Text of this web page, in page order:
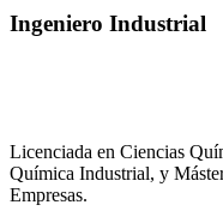
Ingeniero Industrial
Licenciada en Ciencias
Química Industrial, y
Empresas.